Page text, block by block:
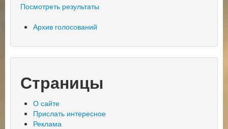
Посмотреть результаты
Архив голосований
Страницы
О сайте
Прислать интересное
Реклама